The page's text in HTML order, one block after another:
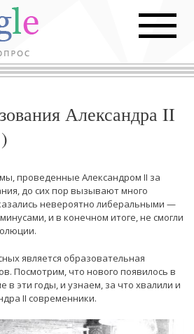
Александра II
проведенные Александром II за
до сих пор вызывают много
невероятно либеральными —
и в конечном итоге, не смогли
является образовательная
Посмотрим, что нового появилось в
в эти годы, и узнаем, за что хвалили и
II современники.